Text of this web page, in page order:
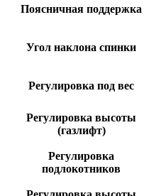
Поясничная поддержка
Угол наклона спинки
Регулировка под вес
Регулировка высоты
(газлифт)
Регулировка
подлокотников